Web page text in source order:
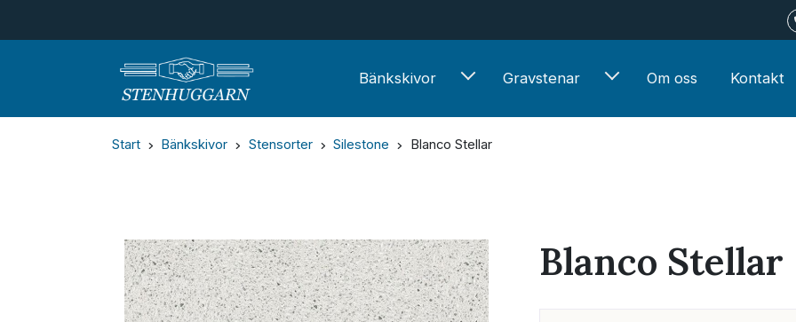
Bänkskivor Gravstenar Om oss Kontakt
Start Bänkskivor Stensorter Silestone Blanco Stellar
Blanco Stellar